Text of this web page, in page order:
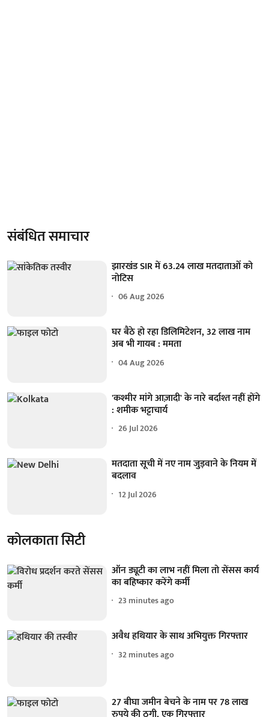
संबंधित समाचार
झारखंड SIR में 63.24 लाख मतदाताओं को
नोटिस
06 Aug 2026
घर बैठे हो रहा डिलिमिटेशन, 32 लाख नाम
अब भी गायब : ममता
04 Aug 2026
'कश्मीर मांगे आज़ादी' के नारे बर्दाश्त नहीं होंगे
: शमीक भट्टाचार्य
26 Jul 2026
मतदाता सूची में नए नाम जुड़वाने के नियम में
बदलाव
12 Jul 2026
कोलकाता सिटी
ऑन ड्यूटी का लाभ नहीं मिला तो सेंसस कार्य
का बहिष्कार करेंगे कर्मी
23 minutes ago
अवैध हथियार के साथ अभियुक्त गिरफ्तार
32 minutes ago
27 बीघा जमीन बेचने के नाम पर 78 लाख